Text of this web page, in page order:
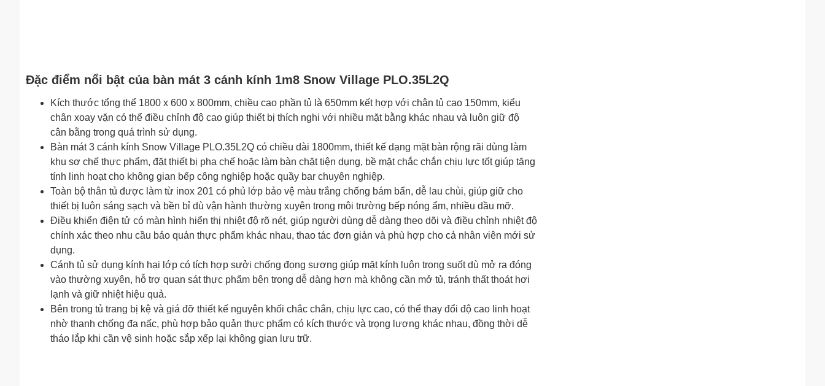
Đặc điểm nổi bật của bàn mát 3 cánh kính 1m8 Snow Village PLO.35L2Q
Kích thước tổng thể 1800 x 600 x 800mm, chiều cao phần tủ là 650mm kết hợp với chân tủ cao 150mm, kiểu
chân xoay vặn có thể điều chỉnh độ cao giúp thiết bị thích nghi với nhiều mặt bằng khác nhau và luôn giữ độ
cân bằng trong quá trình sử dụng.
Bàn mát 3 cánh kính Snow Village PLO.35L2Q có chiều dài 1800mm, thiết kế dạng mặt bàn rộng rãi dùng làm
khu sơ chế thực phẩm, đặt thiết bị pha chế hoặc làm bàn chặt tiện dụng, bề mặt chắc chắn chịu lực tốt giúp tăng
tính linh hoạt cho không gian bếp công nghiệp hoặc quầy bar chuyên nghiệp.
Toàn bộ thân tủ được làm từ inox 201 có phủ lớp bảo vệ màu trắng chống bám bẩn, dễ lau chùi, giúp giữ cho
thiết bị luôn sáng sạch và bền bỉ dù vận hành thường xuyên trong môi trường bếp nóng ẩm, nhiều dầu mỡ.
Điều khiển điện tử có màn hình hiển thị nhiệt độ rõ nét, giúp người dùng dễ dàng theo dõi và điều chỉnh nhiệt độ
chính xác theo nhu cầu bảo quản thực phẩm khác nhau, thao tác đơn giản và phù hợp cho cả nhân viên mới sử
dụng.
Cánh tủ sử dụng kính hai lớp có tích hợp sưởi chống đọng sương giúp mặt kính luôn trong suốt dù mở ra đóng
vào thường xuyên, hỗ trợ quan sát thực phẩm bên trong dễ dàng hơn mà không cần mở tủ, tránh thất thoát hơi
lạnh và giữ nhiệt hiệu quả.
Bên trong tủ trang bị kệ và giá đỡ thiết kế nguyên khối chắc chắn, chịu lực cao, có thể thay đổi độ cao linh hoạt
nhờ thanh chống đa nấc, phù hợp bảo quản thực phẩm có kích thước và trọng lượng khác nhau, đồng thời dễ
tháo lắp khi cần vệ sinh hoặc sắp xếp lại không gian lưu trữ.